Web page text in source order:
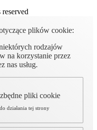
plików cookie:
rodzajów
na korzystanie przez
nas usług.
pliki cookie
działania tej strony